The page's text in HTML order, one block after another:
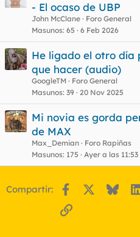
- El ocaso de UBP
John McClane
Foro General
Masunos 65 6 Feb 2026
He ligado el otro día
que hacer (audio)
GoogleTM
Foro General
Masunos 39 20 Nov 2025
Mi novia es gorda
de MAX
Max_Demian
Foro Rapiñas
Masunos 175 Ayer a las 11:53
Compartir: Facebook
Enlace